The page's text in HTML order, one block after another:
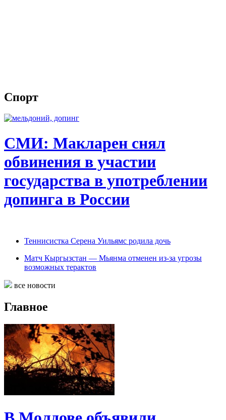
Спорт
СМИ: Макларен снял
обвинения в участии
государства в употреблении
допинга в России
Теннисистка Серена Уильямс родила дочь
Матч Кыргызстан — Мьянма отменен из-за угрозы
возможных терактов
все новости
Главное